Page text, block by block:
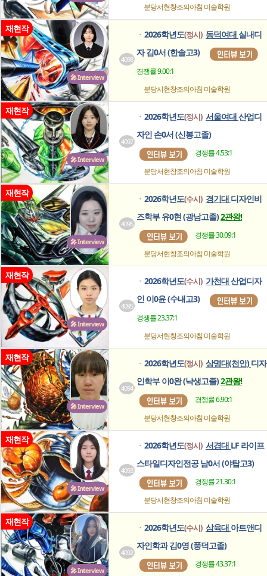
분당서현창조의아침미술학원
🎤 Interview
재현작
4098
ㆍ 2026학년도(정시) 동덕여대 실내디
자 김0서 (한솔고3)
경쟁률 9.00:1
분당서현창조의아침미술학원
🎤 Interview
재현작
4097
ㆍ 2026학년도(정시) 서울여대산업디
자인 손0서 (신봉고졸)
경쟁률 4.53:1
분당서현창조의아침미술학원
🎤 Interview
재현작
4096
ㆍ 2026학년도(수시) 경기대 디자인비
즈학부 유0현 (광남고졸)2관왕!
경쟁률 30.09:1
분당서현창조의아침미술학원
🎤 Interview
재현작
4095
ㆍ 2026학년도(수시) 가천대산업디자
인 이0윤 (수내고3)
경쟁률 23.37:1
분당서현창조의아침미술학원
🎤 Interview
재현작
4094
ㆍ 2026학년도(정시) 상명대(천안)디자
인학부 이0완 (낙생고졸)2관왕!
경쟁률 6.90:1
분당서현창조의아침미술학원
🎤 Interview
재현작
4093
ㆍ 2026학년도(정시) 서경대 LF 라이프
스타일디자인전공 남0서 (야탑고3)
경쟁률 21.30:1
분당서현창조의아침미술학원
🎤 Interview
재현작
4092
ㆍ 2026학년도(수시) 삼육대 아트앤디
자인학과 김0영 (풍덕고졸)
경쟁률 43.37:1